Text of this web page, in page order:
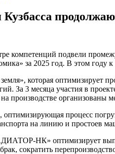
компетенций подвели
за 2025 год. В этом году
которая оптимизирует
За 3 месяца участия в
производстве организованы
процесс
на линию и простоев
НК» оптимизирует
сократить